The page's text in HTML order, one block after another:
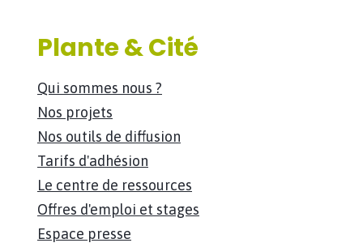
Plante & Cité
Qui sommes nous ?
Nos projets
Nos outils de diffusion
Tarifs d'adhésion
Le centre de ressources
Offres d'emploi et stages
Espace presse